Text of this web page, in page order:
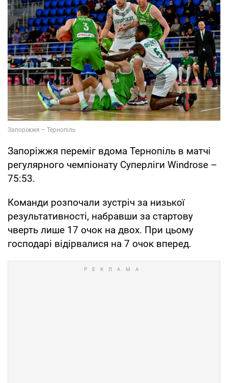
Запоріжжя переміг вдома Тернопіль в матчі
регулярного чемпіонату Суперліги Windrose –
75:53.
Команди розпочали зустріч за низької
результативності, набравши за стартову
чверть лише 17 очок на двох. При цьому
господарі відірвалися на 7 очок вперед.